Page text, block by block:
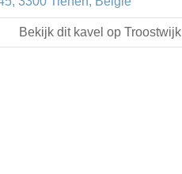
Bekijk dit kavel op Troostwijk